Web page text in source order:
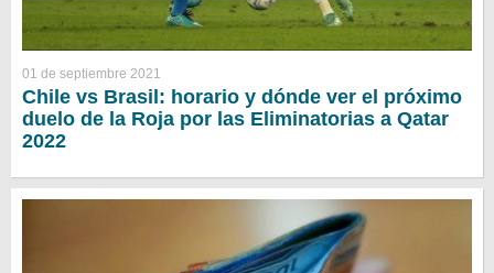
01 de septiembre 2021
Chile vs Brasil: horario y dónde ver el próximo
duelo de la Roja por las Eliminatorias a Qatar
2022